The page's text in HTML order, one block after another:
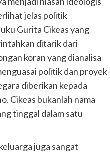
jelas politik
Gurita Cikeas yang
ditarik dari
koran yang dianalisa
politik dan proyek-
diberikan kepada
Cikeas bukanlah nama
tinggal dalam satu
juga sangat